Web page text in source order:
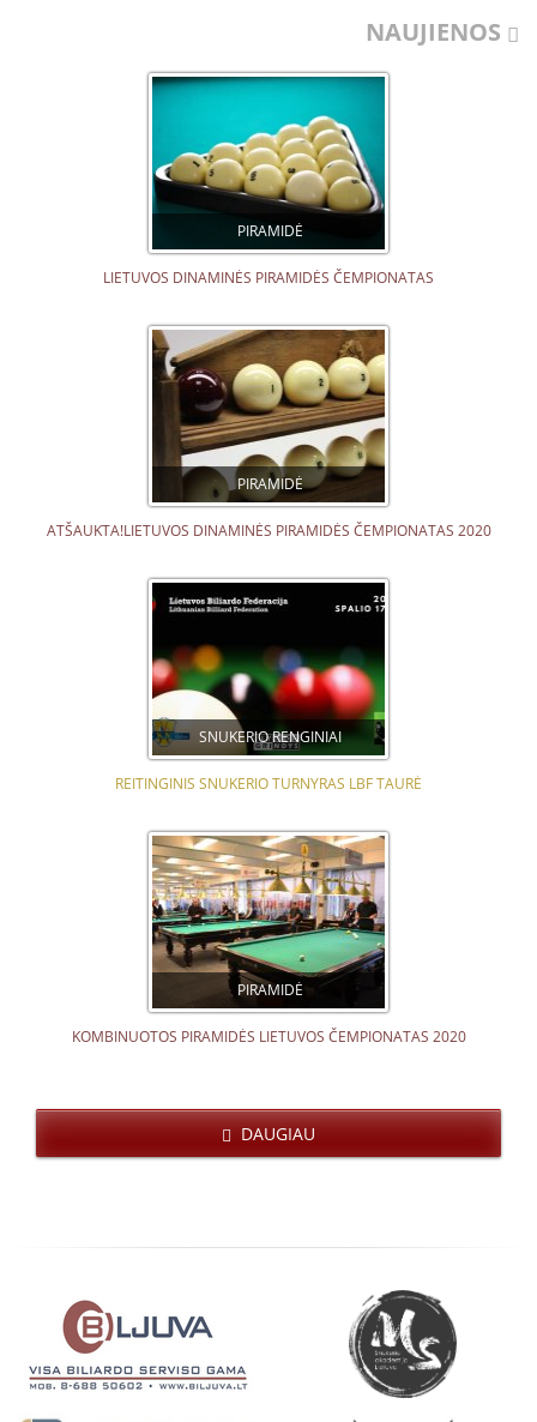
NAUJIENOS
PIRAMIDĖ
LIETUVOS DINAMINĖS PIRAMIDĖS ČEMPIONATAS
PIRAMIDĖ
ATŠAUKTA!LIETUVOS DINAMINĖS PIRAMIDĖS ČEMPIONATAS 2020
SNUKERIO RENGINIAI
REITINGINIS SNUKERIO TURNYRAS LBF TAURĖ
PIRAMIDĖ
KOMBINUOTOS PIRAMIDĖS LIETUVOS ČEMPIONATAS 2020
DAUGIAU